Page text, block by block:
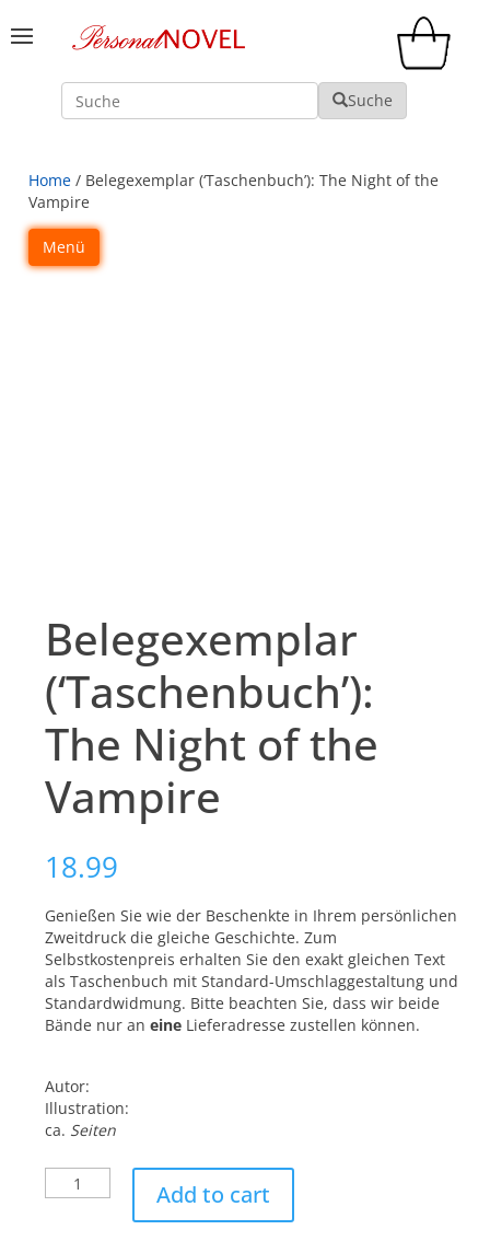
Suche Suche
Home / Belegexemplar (‘Taschenbuch’): The Night of the
Vampire
Menü
Belegexemplar
(‘Taschenbuch’):
The Night of the
Vampire
18.99
Genießen Sie wie der Beschenkte in Ihrem persönlichen
Zweitdruck die gleiche Geschichte. Zum
Selbstkostenpreis erhalten Sie den exakt gleichen Text
als Taschenbuch mit Standard-Umschlaggestaltung und
Standardwidmung. Bitte beachten Sie, dass wir beide
Bände nur aneine Lieferadresse zustellen können.
Autor:
Illustration:
ca. Seiten
Belegexemplar
('Taschenbuch'):Add to cart